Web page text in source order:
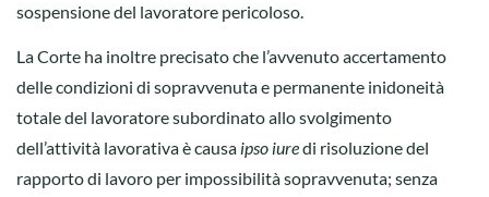
sospensione del lavoratore pericoloso.
La Corte ha inoltre precisato che l’avvenuto accertamento
delle condizioni di sopravvenuta e permanente inidoneità
totale del lavoratore subordinato allo svolgimento
dell’attività lavorativa è causa ipso iuredi risoluzione del
rapporto di lavoro per impossibilità sopravvenuta; senza